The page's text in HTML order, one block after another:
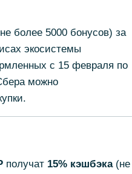
более 5000 бонусов) за
экосистемы
c 15 февраля по
можно
получат 15% кэшбэка(не